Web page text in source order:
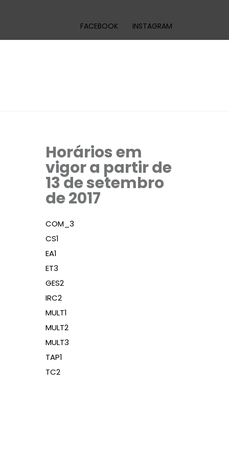
FACEBOOK INSTAGRAM
Horários em
vigor a partir de
13 de setembro
de 2017
COM_3
CS1
EA1
ET3
GES2
IRC2
MULT1
MULT2
MULT3
TAP1
TC2